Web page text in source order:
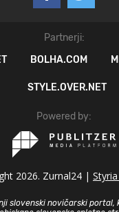
Partnerji:
BOLHA.COM
STYLE.OVER.NET
Powered by:
2026. Zurnal24 |
slovenski novičarski portal,